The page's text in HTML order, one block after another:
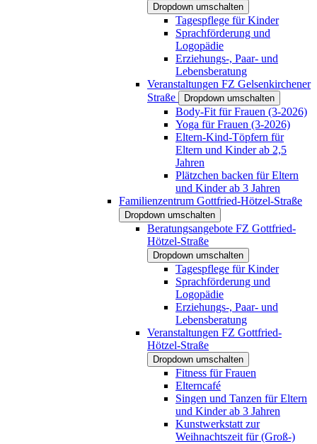
Dropdown umschalten
Tagespflege für Kinder
Sprachförderung und
Logopädie
Erziehungs-, Paar- und
Lebensberatung
Veranstaltungen FZ Gelsenkirchener
Straße
Dropdown umschalten
Body-Fit für Frauen (3-2026)
Yoga für Frauen (3-2026)
Eltern-Kind-Töpfern für
Eltern und Kinder ab 2,5
Jahren
Plätzchen backen für Eltern
und Kinder ab 3 Jahren
Familienzentrum Gottfried-Hötzel-Straße
Dropdown umschalten
Beratungsangebote FZ Gottfried-
Hötzel-Straße
Dropdown umschalten
Tagespflege für Kinder
Sprachförderung und
Logopädie
Erziehungs-, Paar- und
Lebensberatung
Veranstaltungen FZ Gottfried-
Hötzel-Straße
Dropdown umschalten
Fitness für Frauen
Elterncafé
Singen und Tanzen für Eltern
und Kinder ab 3 Jahren
Kunstwerkstatt zur
Weihnachtszeit für (Groß-)